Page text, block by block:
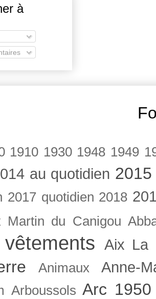
à
1910 1930 1948 1949
au quotidien
2017 quotidien 2018
Martin du Canigou
Aix La
Animaux Anne-
Arboussols Arc 1950